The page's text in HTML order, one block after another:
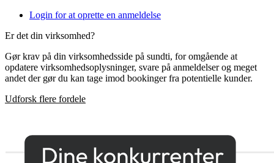
Login for at oprette en anmeldelse
Er det din virksomhed?
Gør krav på din virksomhedsside på sundti, for omgående at
opdatere virksomhedsoplysninger, svare på anmeldelser og meget
andet der gør du kan tage imod bookinger fra potentielle kunder.
Udforsk flere fordele